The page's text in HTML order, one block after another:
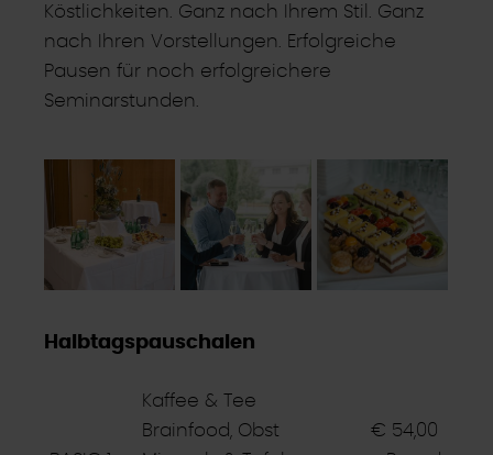
Köstlichkeiten. Ganz nach Ihrem Stil. Ganz
nach Ihren Vorstellungen. Erfolgreiche
Pausen für noch erfolgreichere
Seminarstunden.
Halbtagspauschalen
Kaffee & Tee
Brainfood, Obst
€ 54,00